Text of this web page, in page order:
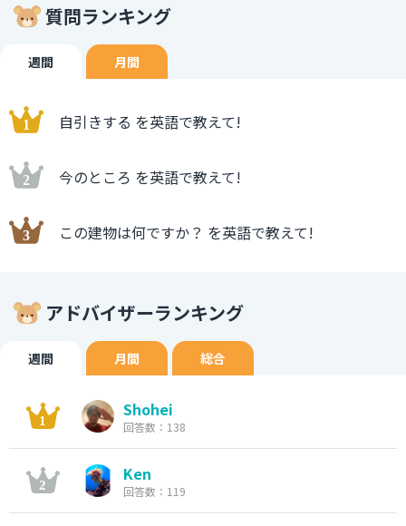
質問ランキング
週間 月間
自引きする を英語で教えて!
今のところ を英語で教えて!
この建物は何ですか？ を英語で教えて!
アドバイザーランキング
週間 月間 総合
Shohei
回答数：138
Ken
回答数：119